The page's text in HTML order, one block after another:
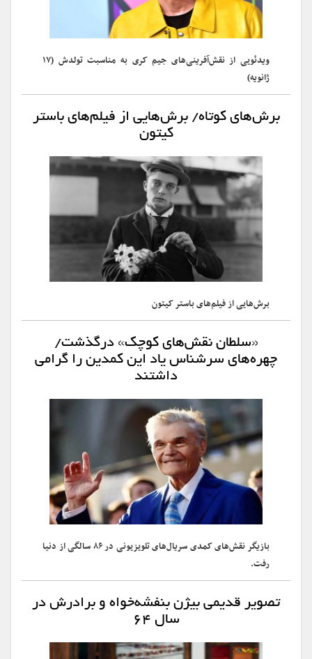
ویدئویی از نقش‌آفرینی‌های جیم کری به مناسبت تولدش (۱۷
ژانویه)
برش‌های کوتاه/ برش‌هایی از فیلم‌های باستر
کیتون
برش‌هایی از فیلم‌های باستر کیتون
«سلطان نقش‌های کوچک» درگذشت/
چهره‌های سرشناس یاد این کمدین را گرامی
داشتند
بازیگر نقش‌های کمدی سریال‌های تلویزیونی در ۸۶ سالگی از دنیا
رفت.
تصویر قدیمی بیژن بنفشه‌خواه و برادرش در
سال ۶۴